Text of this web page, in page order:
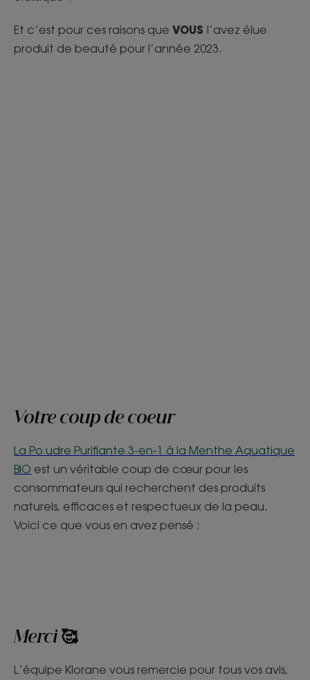
Et c’est pour ces raisons que VOUS l’avez élue
produit de beauté pour l’année 2023.
Votre coup de coeur
La Po udre Purifiante 3-en-1 à la Menthe Aquatique
BIO est un véritable coup de cœur pour les
consommateurs qui recherchent des produits
naturels, efficaces et respectueux de la peau.
Voici ce que vous en avez pensé :
Merci 🥰
L’équipe Klorane vous remercie pour tous vos avis,